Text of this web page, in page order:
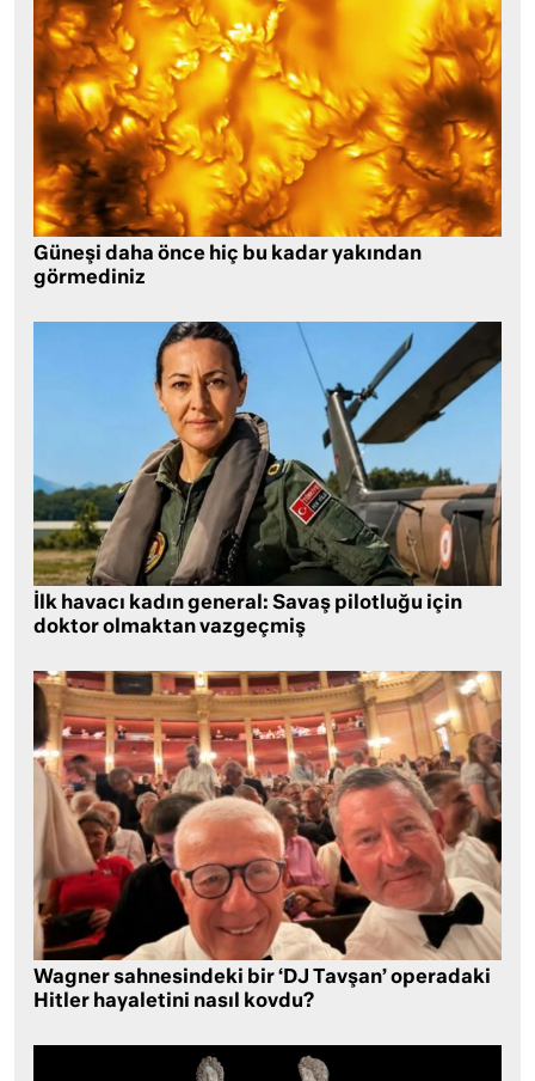
Güneşi daha önce hiç bu kadar yakından
görmediniz
İlk havacı kadın general: Savaş pilotluğu için
doktor olmaktan vazgeçmiş
Wagner sahnesindeki bir ‘DJ Tavşan’ operadaki
Hitler hayaletini nasıl kovdu?